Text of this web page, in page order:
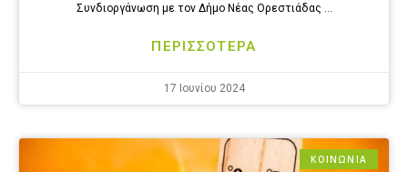
Συνδιοργάνωση με τον Δήμο Νέας Ορεστιάδας …
ΠΕΡΙΣΣΟΤΕΡΑ
17 Ιουνίου 2024
ΚΟΙΝΩΝΙΑ